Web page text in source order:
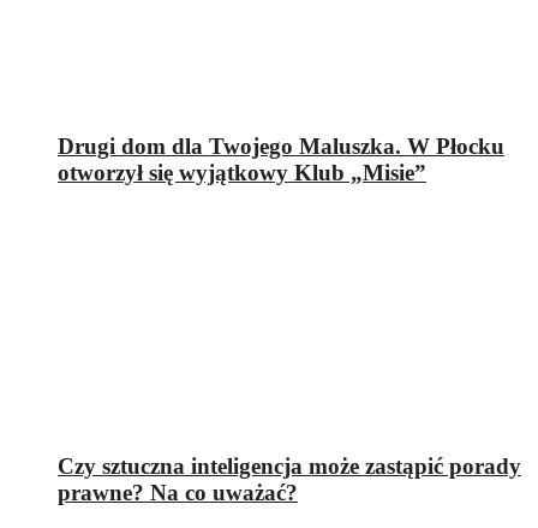
Drugi dom dla Twojego Maluszka. W Płocku
otworzył się wyjątkowy Klub „Misie”
Czy sztuczna inteligencja może zastąpić porady
prawne? Na co uważać?